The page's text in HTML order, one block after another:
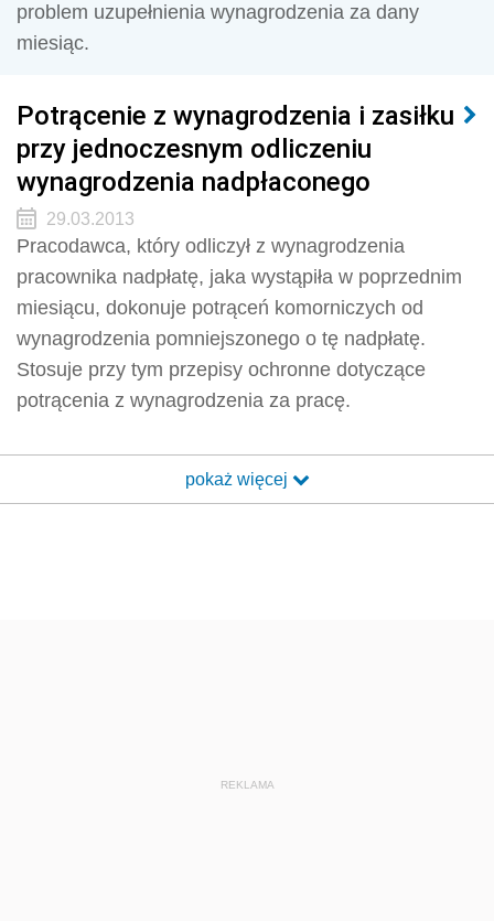
problem uzupełnienia wynagrodzenia za dany
miesiąc.
Potrącenie z wynagrodzenia i zasiłku
przy jednoczesnym odliczeniu
wynagrodzenia nadpłaconego
29.03.2013
Pracodawca, który odliczył z wynagrodzenia
pracownika nadpłatę, jaka wystąpiła w poprzednim
miesiącu, dokonuje potrąceń komorniczych od
wynagrodzenia pomniejszonego o tę nadpłatę.
Stosuje przy tym przepisy ochronne dotyczące
potrącenia z wynagrodzenia za pracę.
pokaż więcej
REKLAMA